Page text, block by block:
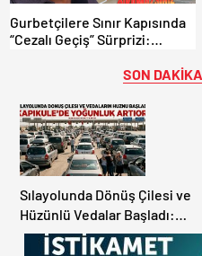
Gurbetçilere Sınır Kapısında
“Cezalı Geçiş” Sürprizi:
SON DAKİKA
Sılayolunda Dönüş Çilesi ve
Hüzünlü Vedalar Başladı:
Kapıkule’de Yoğunluk